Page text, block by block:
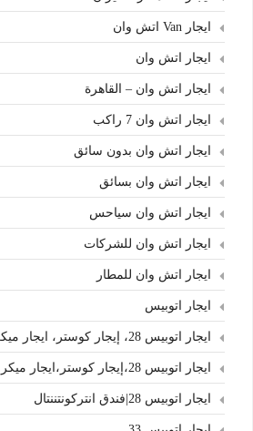
ايجار Van اتش وان
ايجار اتش وان
ايجار اتش وان – القاهرة
ايجار اتش وان 7 راكب
ايجار اتش وان بدون سائق
ايجار اتش وان بسائق
ايجار اتش وان سياحس
ايجار اتش وان للشركات
ايجار اتش وان للمطار
ايجار اتوبيس
ايجار اتوبيس 28، إيجار كوستر، ايجار ميكروباص
ايجار اتوبيس 28،إيجار كوستر،ايجار ميكروباص
ايجار اتوبيس 28|فندق انتركونتننتال